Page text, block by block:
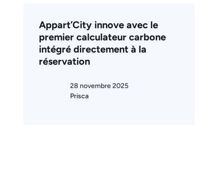
Appart’City innove avec le
premier calculateur carbone
intégré directement à la
réservation
28 novembre 2025
Prisca